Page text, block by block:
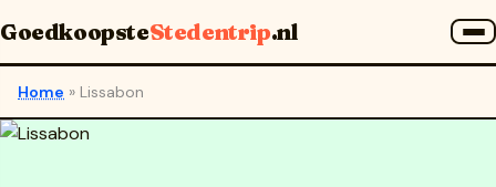
GoedkoopsteStedentrip.nl
Home » Lissabon